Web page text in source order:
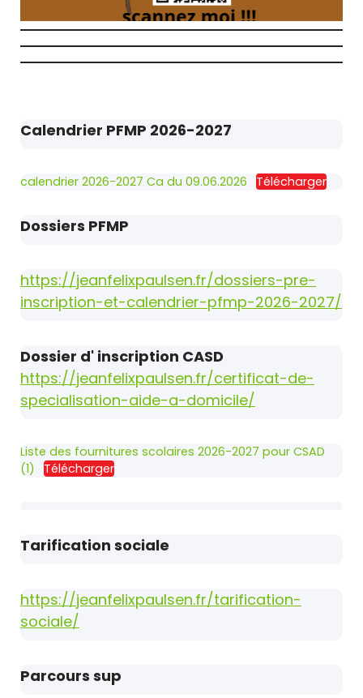
Calendrier PFMP 2026-2027
calendrier 2026-2027 Ca du 09.06.2026 Télécharger
Dossiers PFMP
https://jeanfelixpaulsen.fr/dossiers-pre-
inscription-et-calendrier-pfmp-2026-2027/
Dossier d' inscription CASD
https://jeanfelixpaulsen.fr/certificat-de-
specialisation-aide-a-domicile/
Liste des fournitures scolaires 2026-2027 pour CSAD
(1)
Télécharger
Tarification sociale
https://jeanfelixpaulsen.fr/tarification-
sociale/
Parcours sup